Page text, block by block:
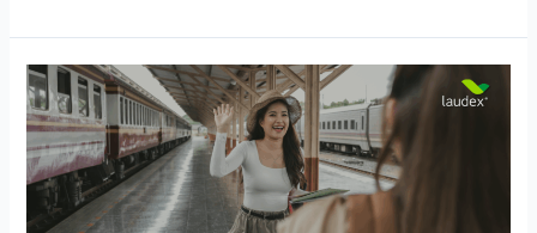
¿Por
qué
un
crédito
educativo
es